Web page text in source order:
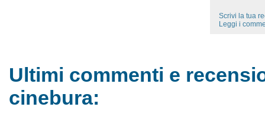
Scrivi la tua
Leggi i
Ultimi commenti e
cinebura: